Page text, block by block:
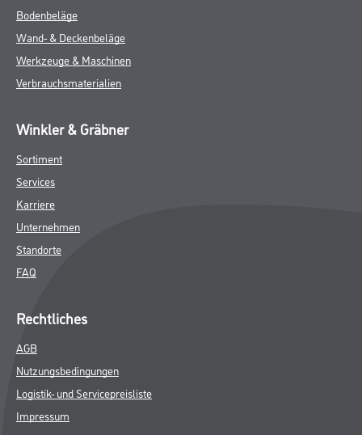
Bodenbeläge
Wand- & Deckenbeläge
Werkzeuge & Maschinen
Verbrauchsmaterialien
Winkler & Gräbner
Sortiment
Services
Karriere
Unternehmen
Standorte
FAQ
Rechtliches
AGB
Nutzungsbedingungen
Logistik- und Servicepreisliste
Impressum